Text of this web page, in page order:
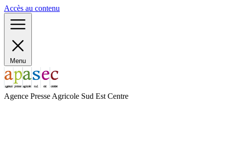
Accès au contenu
Menu
Agence Presse Agricole Sud Est Centre
Panneau de gestion des cookies